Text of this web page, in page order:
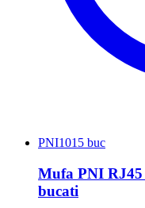
PNI1015 buc
Mufa PNI RJ45
bucati